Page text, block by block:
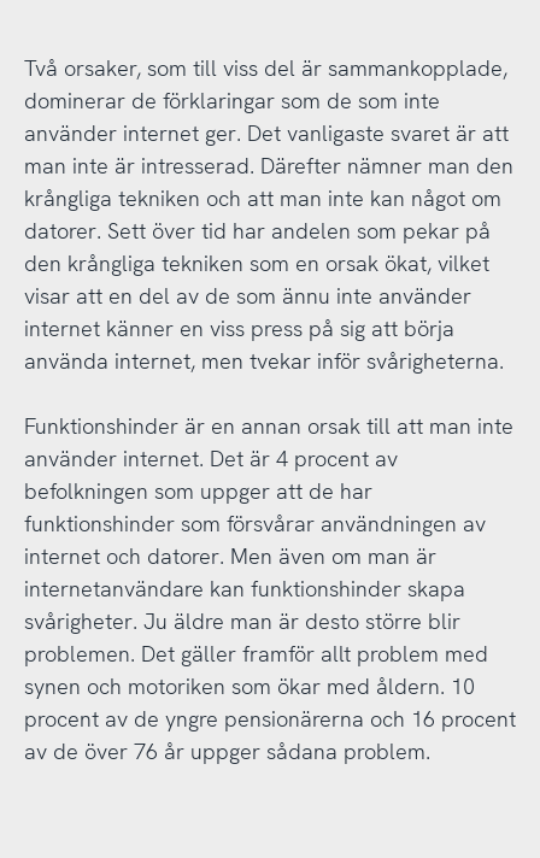
Två orsaker, som till viss del är sammankopplade,
dominerar de förklaringar som de som inte
använder internet ger. Det vanligaste svaret är att
man inte är intresserad. Därefter nämner man den
krångliga tekniken och att man inte kan något om
datorer. Sett över tid har andelen som pekar på
den krångliga tekniken som en orsak ökat, vilket
visar att en del av de som ännu inte använder
internet känner en viss press på sig att börja
använda internet, men tvekar inför svårigheterna.
Funktionshinder är en annan orsak till att man inte
använder internet. Det är 4 procent av
befolkningen som uppger att de har
funktionshinder som försvårar användningen av
internet och datorer. Men även om man är
internetanvändare kan funktionshinder skapa
svårigheter. Ju äldre man är desto större blir
problemen. Det gäller framför allt problem med
synen och motoriken som ökar med åldern. 10
procent av de yngre pensionärerna och 16 procent
av de över 76 år uppger sådana problem.